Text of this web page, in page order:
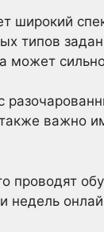
широкий
типов
может
важно
проводят
недель